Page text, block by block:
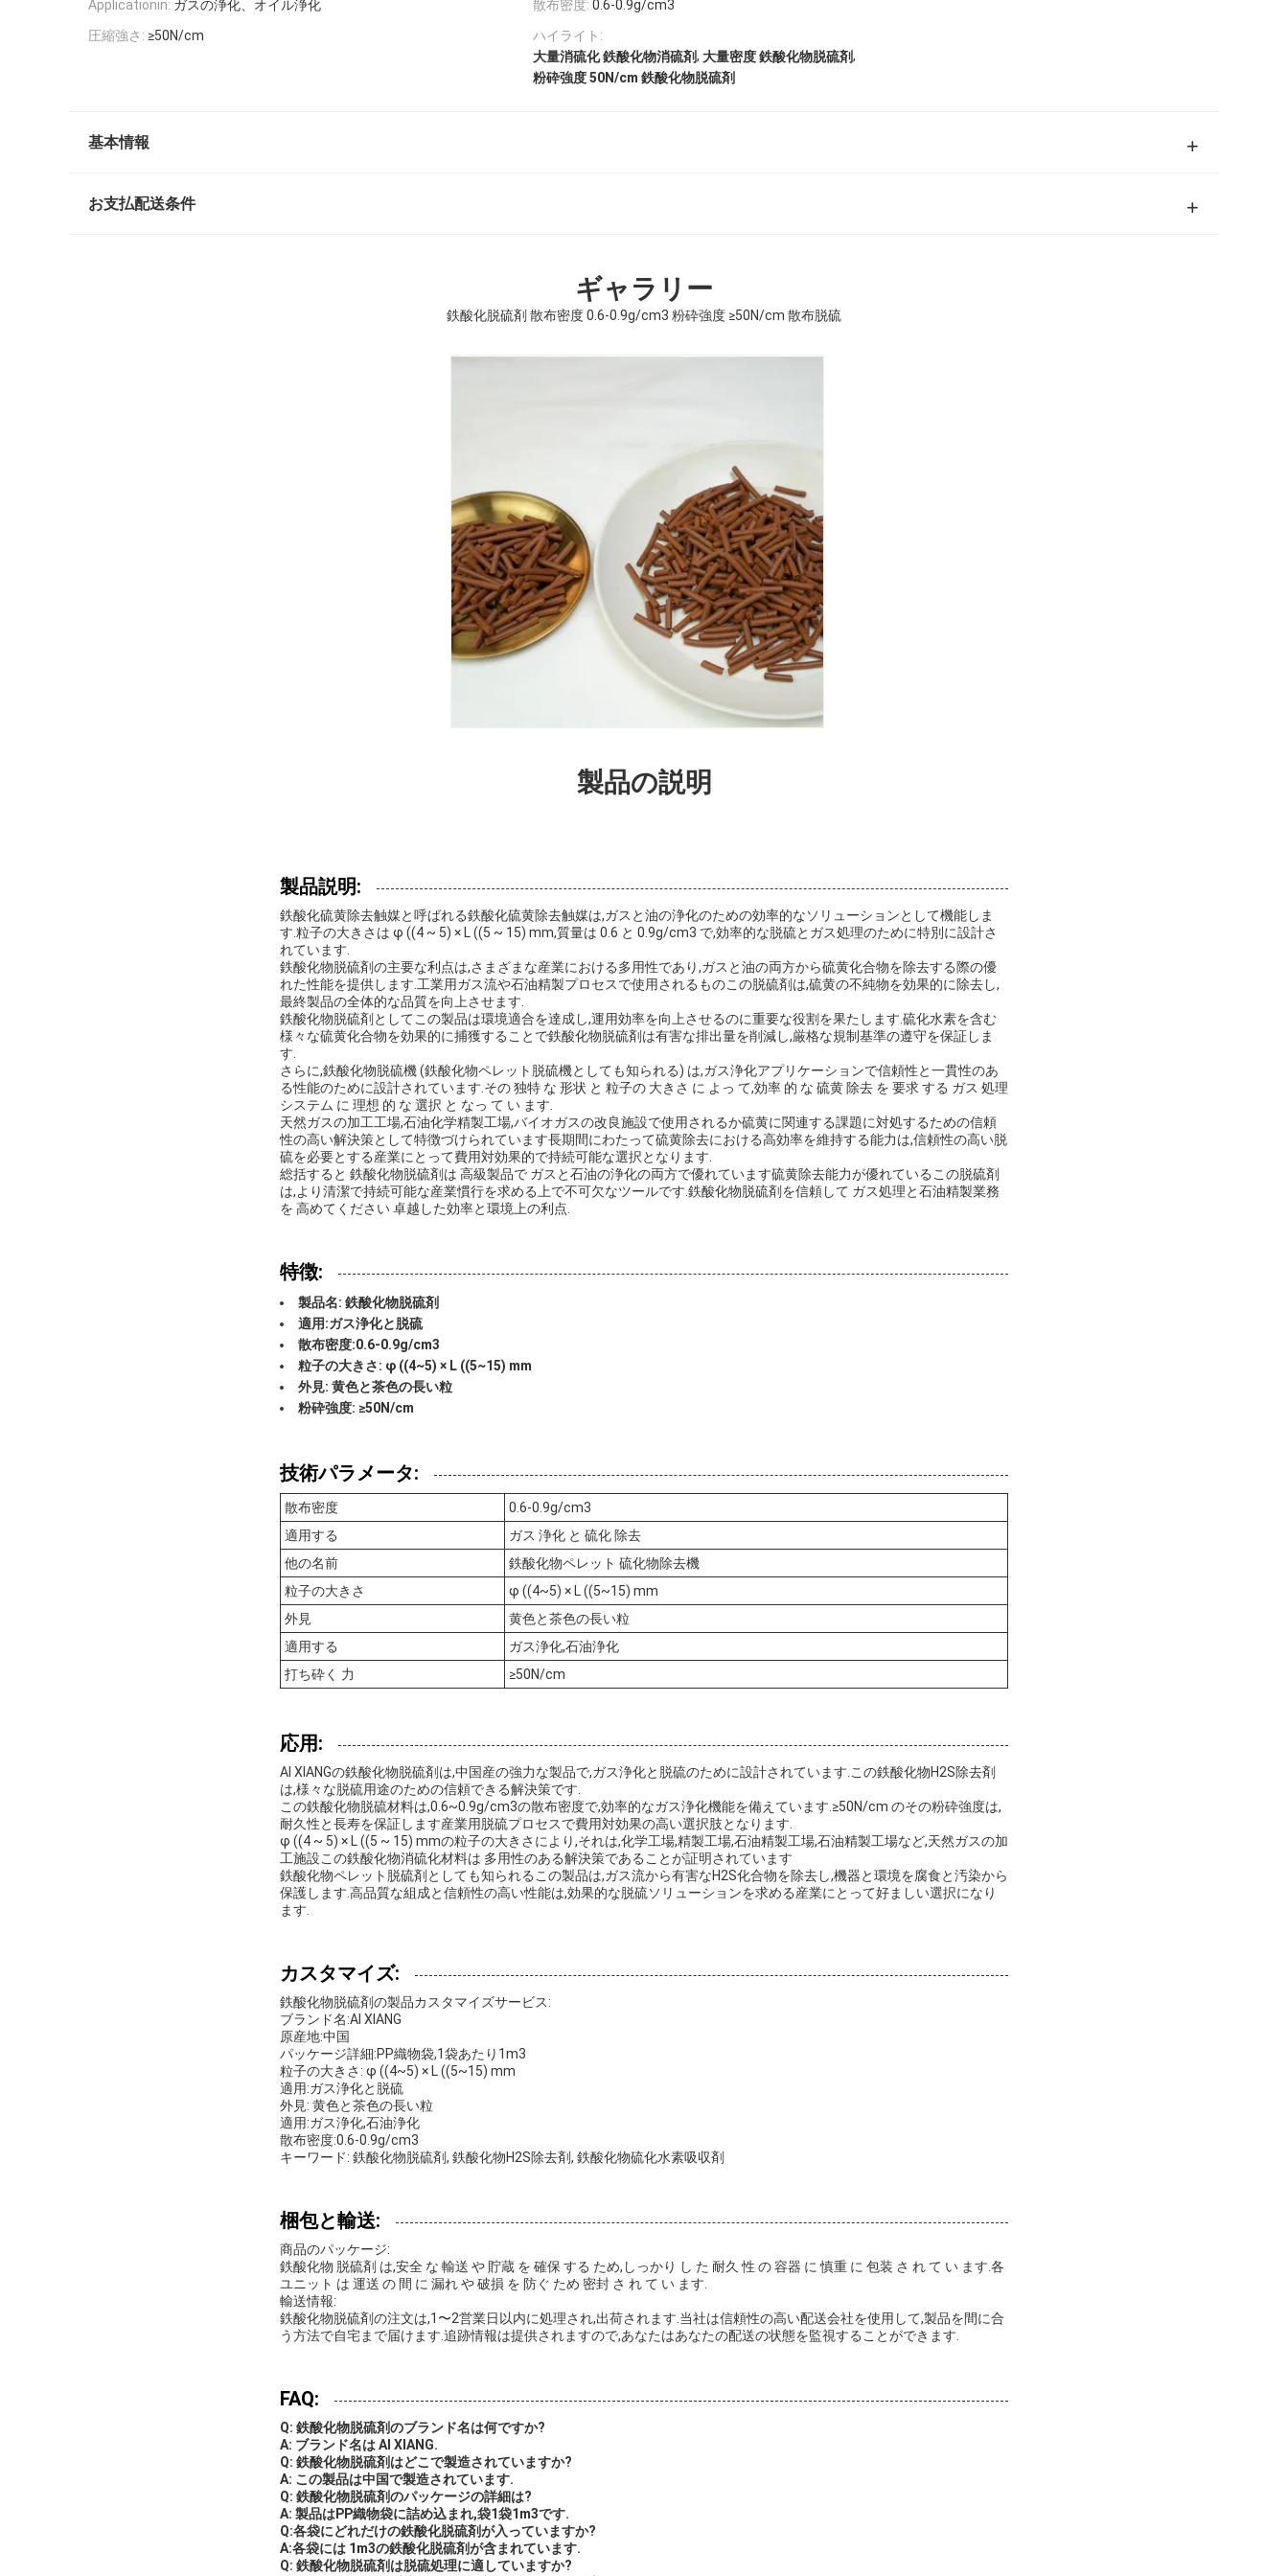
Applicationin: ガスの浄化、オイル浄化 散布密度: 0.6-0.9g/cm3
圧縮強さ: ≥50N/cm
ハイライト:
大量消硫化 鉄酸化物消硫剤, 大量密度 鉄酸化物脱硫剤,
粉砕強度 50N/cm 鉄酸化物脱硫剤
基本情報
お支払配送条件
ギャラリー
鉄酸化脱硫剤 散布密度 0.6-0.9g/cm3 粉砕強度 ≥50N/cm 散布脱硫
製品の説明
製品説明:
鉄酸化硫黄除去触媒と呼ばれる鉄酸化硫黄除去触媒は,ガスと油の浄化のための効率的なソリューションとして機能しま
す.粒子の大きさは φ ((4 ~ 5) × L ((5 ~ 15) mm,質量は 0.6 と 0.9g/cm3 で,効率的な脱硫とガス処理のために特別に設計さ
れています.
鉄酸化物脱硫剤の主要な利点は,さまざまな産業における多用性であり,ガスと油の両方から硫黄化合物を除去する際の優
れた性能を提供します.工業用ガス流や石油精製プロセスで使用されるものこの脱硫剤は,硫黄の不純物を効果的に除去し,
最終製品の全体的な品質を向上させます.
鉄酸化物脱硫剤としてこの製品は環境適合を達成し,運用効率を向上させるのに重要な役割を果たします.硫化水素を含む
様々な硫黄化合物を効果的に捕獲することで鉄酸化物脱硫剤は有害な排出量を削減し,厳格な規制基準の遵守を保証しま
す.
さらに,鉄酸化物脱硫機 (鉄酸化物ペレット脱硫機としても知られる) は,ガス浄化アプリケーションで信頼性と一貫性のあ
る性能のために設計されています.その 独特 な 形状 と 粒子の 大きさ に よっ て,効率 的 な 硫黄 除去 を 要求 する ガス 処理
システム に 理想 的 な 選択 と なっ て い ます.
天然ガスの加工工場,石油化学精製工場,バイオガスの改良施設で使用されるか硫黄に関連する課題に対処するための信頼
性の高い解決策として特徴づけられています長期間にわたって硫黄除去における高効率を維持する能力は,信頼性の高い脱
硫を必要とする産業にとって費用対効果的で持続可能な選択となります.
総括すると 鉄酸化物脱硫剤は 高級製品で ガスと石油の浄化の両方で優れています硫黄除去能力が優れているこの脱硫剤
は,より清潔で持続可能な産業慣行を求める上で不可欠なツールです.鉄酸化物脱硫剤を信頼して ガス処理と石油精製業務
を 高めてください 卓越した効率と環境上の利点.
特徴:
製品名: 鉄酸化物脱硫剤
適用:ガス浄化と脱硫
散布密度:0.6-0.9g/cm3
粒子の大きさ: φ ((4~5) × L ((5~15) mm
外見: 黄色と茶色の長い粒
粉砕強度: ≥50N/cm
技術パラメータ:
散布密度
0.6-0.9g/cm3
適用する
ガス 浄化 と 硫化 除去
他の名前
鉄酸化物ペレット 硫化物除去機
粒子の大きさ
φ ((4~5) × L ((5~15) mm
外見
黄色と茶色の長い粒
適用する
ガス浄化,石油浄化
打ち砕く 力
≥50N/cm
応用:
AI XIANGの鉄酸化物脱硫剤は,中国産の強力な製品で,ガス浄化と脱硫のために設計されています.この鉄酸化物H2S除去剤
は,様々な脱硫用途のための信頼できる解決策です.
この鉄酸化物脱硫材料は,0.6~0.9g/cm3の散布密度で,効率的なガス浄化機能を備えています.≥50N/cm のその粉砕強度は,
耐久性と長寿を保証します産業用脱硫プロセスで費用対効果の高い選択肢となります.
φ ((4 ~ 5) × L ((5 ~ 15) mmの粒子の大きさにより,それは,化学工場,精製工場,石油精製工場,石油精製工場など,天然ガスの加
工施設この鉄酸化物消硫化材料は 多用性のある解決策であることが証明されています
鉄酸化物ペレット脱硫剤としても知られるこの製品は,ガス流から有害なH2S化合物を除去し,機器と環境を腐食と汚染から
保護します.高品質な組成と信頼性の高い性能は,効果的な脱硫ソリューションを求める産業にとって好ましい選択になり
ます.
カスタマイズ:
鉄酸化物脱硫剤の製品カスタマイズサービス:
ブランド名:AI XIANG
原産地:中国
パッケージ詳細:PP織物袋,1袋あたり1m3
粒子の大きさ: φ ((4~5) × L ((5~15) mm
適用:ガス浄化と脱硫
外見: 黄色と茶色の長い粒
適用:ガス浄化,石油浄化
散布密度:0.6-0.9g/cm3
キーワード: 鉄酸化物脱硫剤, 鉄酸化物H2S除去剤, 鉄酸化物硫化水素吸収剤
梱包と輸送:
商品のパッケージ:
鉄酸化物 脱硫剤 は,安全 な 輸送 や 貯蔵 を 確保 する ため,しっかり し た 耐久 性 の 容器 に 慎重 に 包装 さ れ て い ます.各
ユニット は 運送 の 間 に 漏れ や 破損 を 防ぐ ため 密封 さ れ て い ます.
輸送情報:
鉄酸化物脱硫剤の注文は,1〜2営業日以内に処理され,出荷されます.当社は信頼性の高い配送会社を使用して,製品を間に合
う方法で自宅まで届けます.追跡情報は提供されますので,あなたはあなたの配送の状態を監視することができます.
FAQ:
Q: 鉄酸化物脱硫剤のブランド名は何ですか?
A: ブランド名は AI XIANG.
Q: 鉄酸化物脱硫剤はどこで製造されていますか?
A: この製品は中国で製造されています.
Q: 鉄酸化物脱硫剤のパッケージの詳細は?
A: 製品はPP織物袋に詰め込まれ,袋1袋1m3です.
Q:各袋にどれだけの鉄酸化脱硫剤が入っていますか?
A:各袋には 1m3の鉄酸化脱硫剤が含まれています.
Q: 鉄酸化物脱硫剤は脱硫処理に適していますか?